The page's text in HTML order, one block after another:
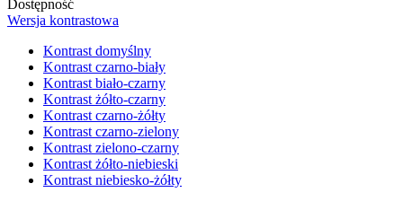
Dostępność
Wersja kontrastowa
Kontrast domyślny
Kontrast czarno-biały
Kontrast biało-czarny
Kontrast żółto-czarny
Kontrast czarno-żółty
Kontrast czarno-zielony
Kontrast zielono-czarny
Kontrast żółto-niebieski
Kontrast niebiesko-żółty